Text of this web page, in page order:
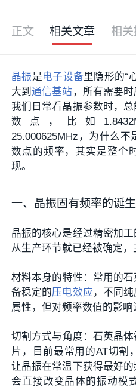
正文 相关文章 相关
晶振是电子设备里隐形的“
大到通信基站 ，所有需要
我们日常看晶振参数时，
数点，比如
25.000625MHz，为什么
数点的频率，其实是整个
现。
一、晶振固有频率的诞
晶振的核心是经过精密加
从生产环节就已经被确定，
材料本身的特性 ：常用的
备稳定的压电效应 ，不同
属性，但对频率数值的影响
切割方式与角度 ：石英晶
片，目前最常用的AT切割
让晶振在常温下获得最好
会直接改变晶体的振动模